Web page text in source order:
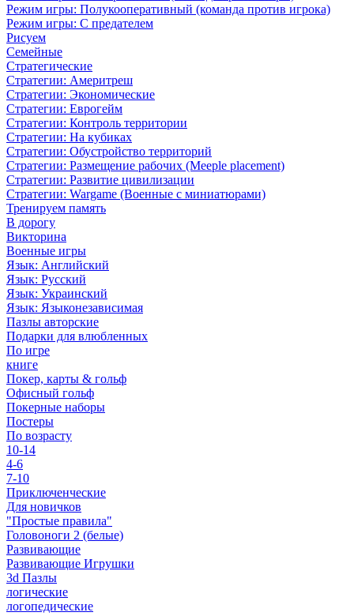
Режим игры: Полукооперативный (команда против игрока)
Режим игры: С предателем
Рисуем
Семейные
Стратегические
Стратегии: Америтреш
Стратегии: Экономические
Стратегии: Еврогейм
Стратегии: Контроль территории
Стратегии: На кубиках
Стратегии: Обустройство территорий
Стратегии: Размещение рабочих (Meeple placement)
Стратегии: Развитие цивилизации
Стратегии: Wargame (Военные с миниатюрами)
Тренируем память
В дорогу
Викторина
Военные игры
Язык: Английский
Язык: Русский
Язык: Украинский
Язык: Языконезависимая
Пазлы авторские
Подарки для влюбленных
По игре
книге
Покер, карты & гольф
Офисный гольф
Покерные наборы
Постеры
По возрасту
10-14
4-6
7-10
Приключенческие
Для новичков
"Простые правила"
Головоноги 2 (белые)
Развивающие
Развивающие Игрушки
3d Пазлы
логические
логопедические